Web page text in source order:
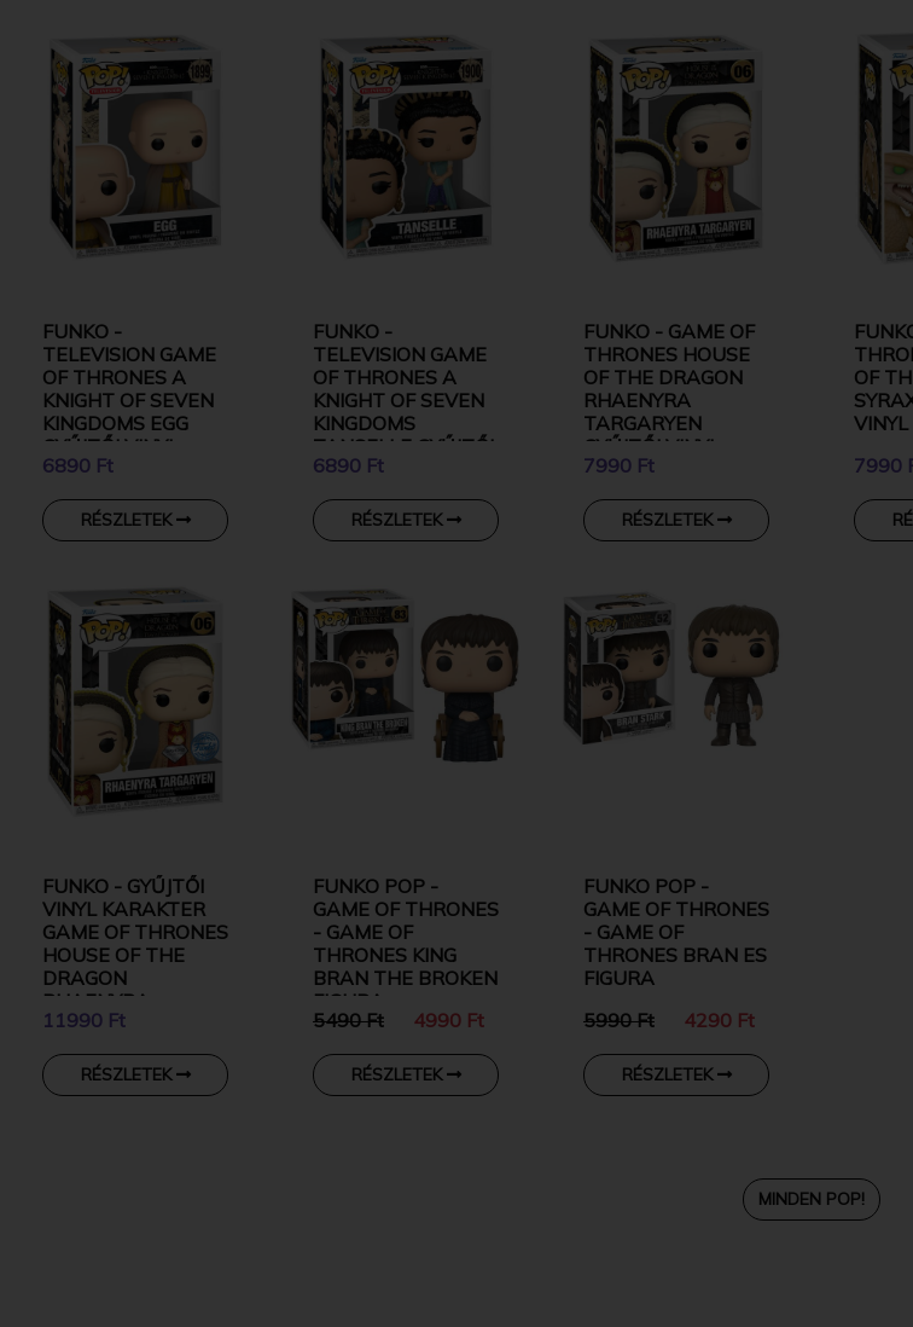
FUNKO -
TELEVISION GAME
OF THRONES A
KNIGHT OF SEVEN
KINGDOMS EGG
GYŰJTŐI VINYL
KARAKTER
6890 Ft
RÉSZLETEK
FUNKO -
TELEVISION GAME
OF THRONES A
KNIGHT OF SEVEN
KINGDOMS
TANSELLE GYŰJTŐI
VINYL KARAKTER
6890 Ft
RÉSZLETEK
FUNKO - GAME OF
THRONES HOUSE
OF THE DRAGON
RHAENYRA
TARGARYEN
GYŰJTŐI VINYL
KARAKTER
7990 Ft
RÉSZLETEK
OF
7990
FUNKO - GYŰJTŐI
VINYL KARAKTER
GAME OF THRONES
HOUSE OF THE
DRAGON
RHAENYRA
TARGARYEN
GYŰJTŐI VINYL
KARAKTER
11990 Ft
RÉSZLETEK
FUNKO POP -
GAME OF THRONES
- GAME OF
THRONES KING
BRAN THE BROKEN
FIGURA
5490 Ft
4990 Ft
RÉSZLETEK
FUNKO POP -
GAME OF THRONES
- GAME OF
THRONES BRAN ES
FIGURA
5990 Ft
4290 Ft
RÉSZLETEK
MINDEN POP!